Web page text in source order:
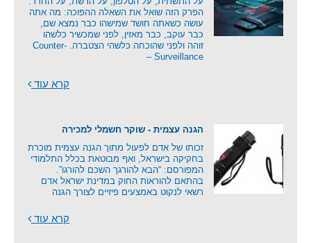
הפרק הזה שואל את השאלה ההפוכה: מה אתה
עושה כשאתה חושד שמישהו כבר נמצא שם,
כבר עוקב, כבר מאזין, לפני שמכשיר כלשהו
זוהה ולפני שהוכחה כלשהי הצטברה. Counter-
Surveillance –
קרא עוד
הגנה עצמית - שוקר חשמלי למכירה
זכותו של אדם לפעול מתוך הגנה עצמית מוכרת
בחקיקה בישראל, ואף מבוטאת בכלל התלמודי
המפורסם: “הבא להורגך השכם להורגו”.
בהתאם להוראות החוק במדינת ישראל אדם
רשאי לנקוט באמצעים פיזיים לצורך הגנה
קרא עוד